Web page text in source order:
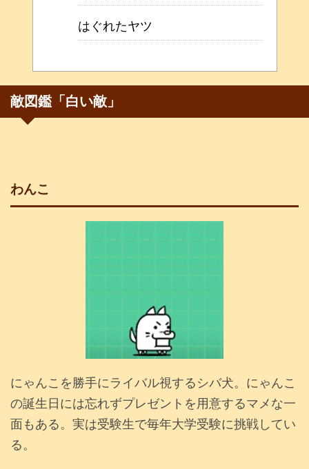
はぐれたヤツ
敵図鑑「白い敵」
わんこ
にゃんこを勝手にライバル視するシバ犬。にゃんこ
の誕生日には忘れずプレゼントを用意するマメな一
面もある。実は受験生で毎年大学受験に挑戦してい
る。